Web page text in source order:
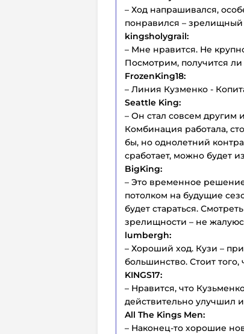
– Ход напрашивался,
понравился – зрелищный
kingsholygrail:
– Мне нравится. Не
Посмотрим, получится
FrozenKing18:
– Линия Кузменко -
Seattle King:
– Он стал совсем другим
Комбинация работала,
бы, но однолетний
сработает, можно будет
BigKing:
– Это временное
потолком на будущие
будет стараться.
зрелищности – не
lumbergh:
– Хороший ход. Кузи –
большинство. Стоит того,
KINGS17:
– Нравится, что
действительно улучшил
All The Kings Men:
– Наконец-то хорошие